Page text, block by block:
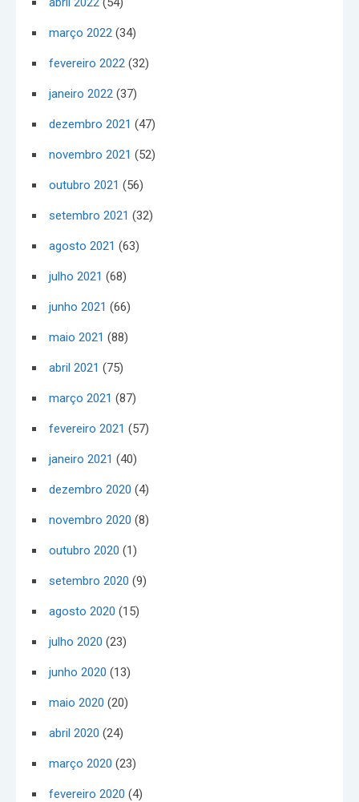
março 2022 (34)
fevereiro 2022 (32)
janeiro 2022 (37)
dezembro 2021 (47)
novembro 2021 (52)
outubro 2021 (56)
setembro 2021 (32)
agosto 2021 (63)
julho 2021 (68)
junho 2021 (66)
maio 2021 (88)
abril 2021 (75)
março 2021 (87)
fevereiro 2021 (57)
janeiro 2021 (40)
dezembro 2020 (4)
novembro 2020 (8)
outubro 2020 (1)
setembro 2020 (9)
agosto 2020 (15)
julho 2020 (23)
junho 2020 (13)
maio 2020 (20)
abril 2020 (24)
março 2020 (23)
fevereiro 2020 (4)